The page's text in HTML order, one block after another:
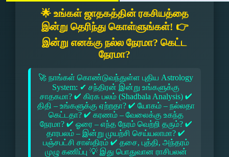
🌟 உங்கள் ஜாதகத்தின் ரகசியத்தை
இன்று தெரிந்து கொள்ளுங்கள்! 👉
இன்று எனக்கு நல்ல நேரமா? கெட்ட
நேரமா?
🚀 நாங்கள் கொண்டுவந்துள்ள புதிய Astrology
System: ✔ சந்திரன் இன்று உங்களுக்கு
சாதகமா? ✔ கிரக பலம் (Shadbala Analysis) ✔
திதி – உங்களுக்கு ஏற்றதா? ✔ யோகம் – நல்லதா
கெட்டதா? ✔ கரணம் – வேலைக்கு உகந்த
நேரமா? ✔ ஓரை – எந்த நேரம் வெற்றி தரும்? ✔
தாரபலம் – இன்று முயற்சி செய்யலாமா? ✔
பஞ்சபட்சி சாஸ்திரம் ✔ தசை, புத்தி, அந்தரம்
முழு கணிப்பு 💡 இது பொதுவான ராசிபலன்